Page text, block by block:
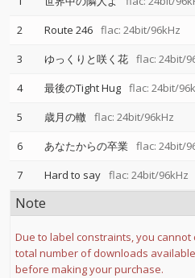
2
Route 246 flac: 24bit/96kHz
3
ゆっくりと咲く花 flac: 24bit/
4
最後のTight Hug flac: 24bit/
5
歳月の轍 flac: 24bit/96kHz
6
あなたからの卒業 flac: 24bit/
7
Hard to say flac: 24bit/96kHz
Note
Due to label constraints, you
total number of downloads
before making your purchase.